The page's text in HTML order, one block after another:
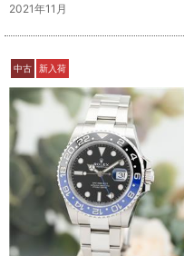
2021年11月
中古 新入荷